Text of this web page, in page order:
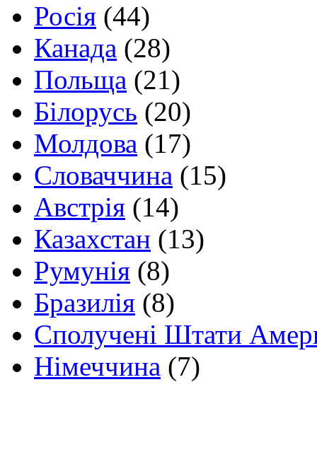
Росія (44)
Канада (28)
Польща (21)
Білорусь (20)
Молдова (17)
Словаччина (15)
Австрія (14)
Казахстан (13)
Румунія (8)
Бразилія (8)
Сполучені Штати
Німеччина (7)